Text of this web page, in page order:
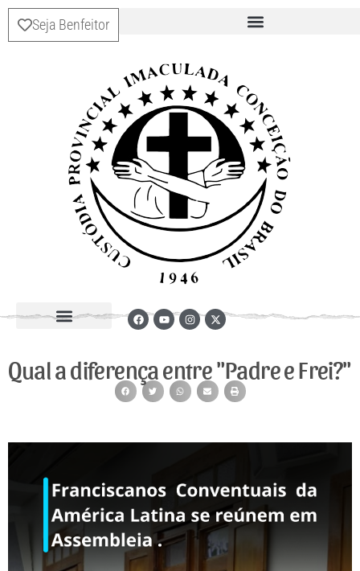
Seja Benfeitor
Qual a diferença entre "Padre e Frei?"